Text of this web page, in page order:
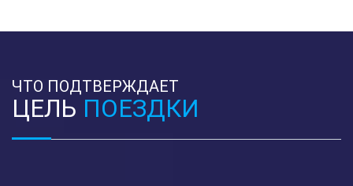
ЧТО ПОДТВЕРЖДАЕТ
ЦЕЛЬ ПОЕЗДКИ